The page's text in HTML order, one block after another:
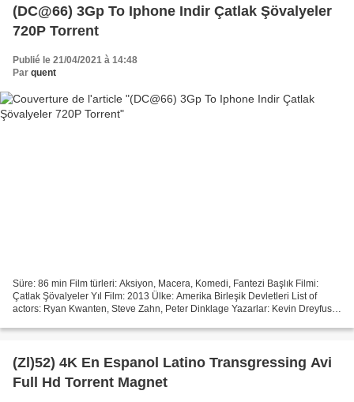
(DC@66) 3Gp To Iphone Indir Çatlak Şövalyeler
720P Torrent
Publié le 21/04/2021 à 14:48
Par quent
Süre: 86 min Film türleri: Aksiyon, Macera, Komedi, Fantezi Başlık Filmi:
Çatlak Şövalyeler Yıl Film: 2013 Ülke: Amerika Birleşik Devletleri List of
actors: Ryan Kwanten, Steve Zahn, Peter Dinklage Yazarlar: Kevin Dreyfuss,
(Zl)52) 4K En Espanol Latino Transgressing Avi
Full Hd Torrent Magnet